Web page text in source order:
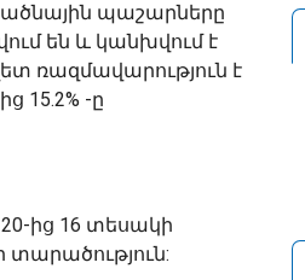
պաշարները
են և կանխվում է
ռազմավարություն է
15.2% -ը
ից 16 տեսակի